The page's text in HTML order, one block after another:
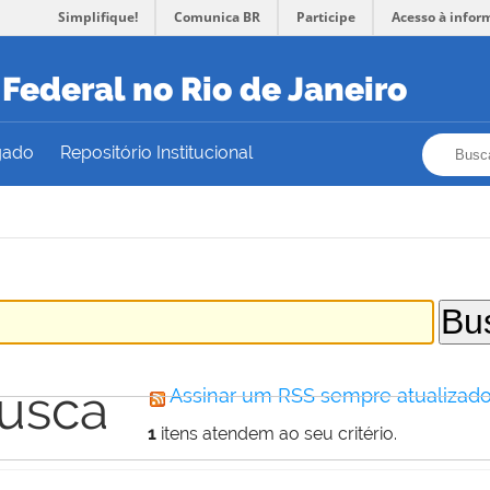
Simplifique! Comunica BR Participe Acesso à
no Rio de Janeiro
Repositório Institucional
Assinar um RSS sempre
1itens atendem ao seu critério.